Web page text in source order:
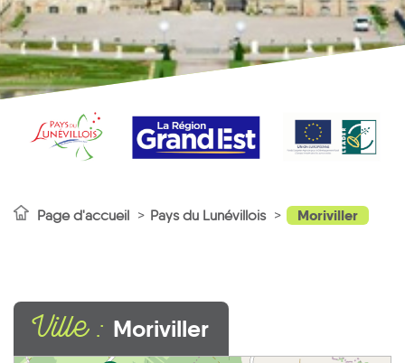
Page d'accueil Pays du Lunévillois Moriviller
Ville : Moriviller